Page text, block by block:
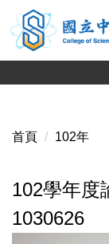
跳
到
主
內
首頁 102年
102學年度
1030626